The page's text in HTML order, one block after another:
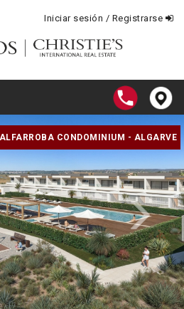
Iniciar sesión / Registrarse
CONDOMINIUM - ALGARVE